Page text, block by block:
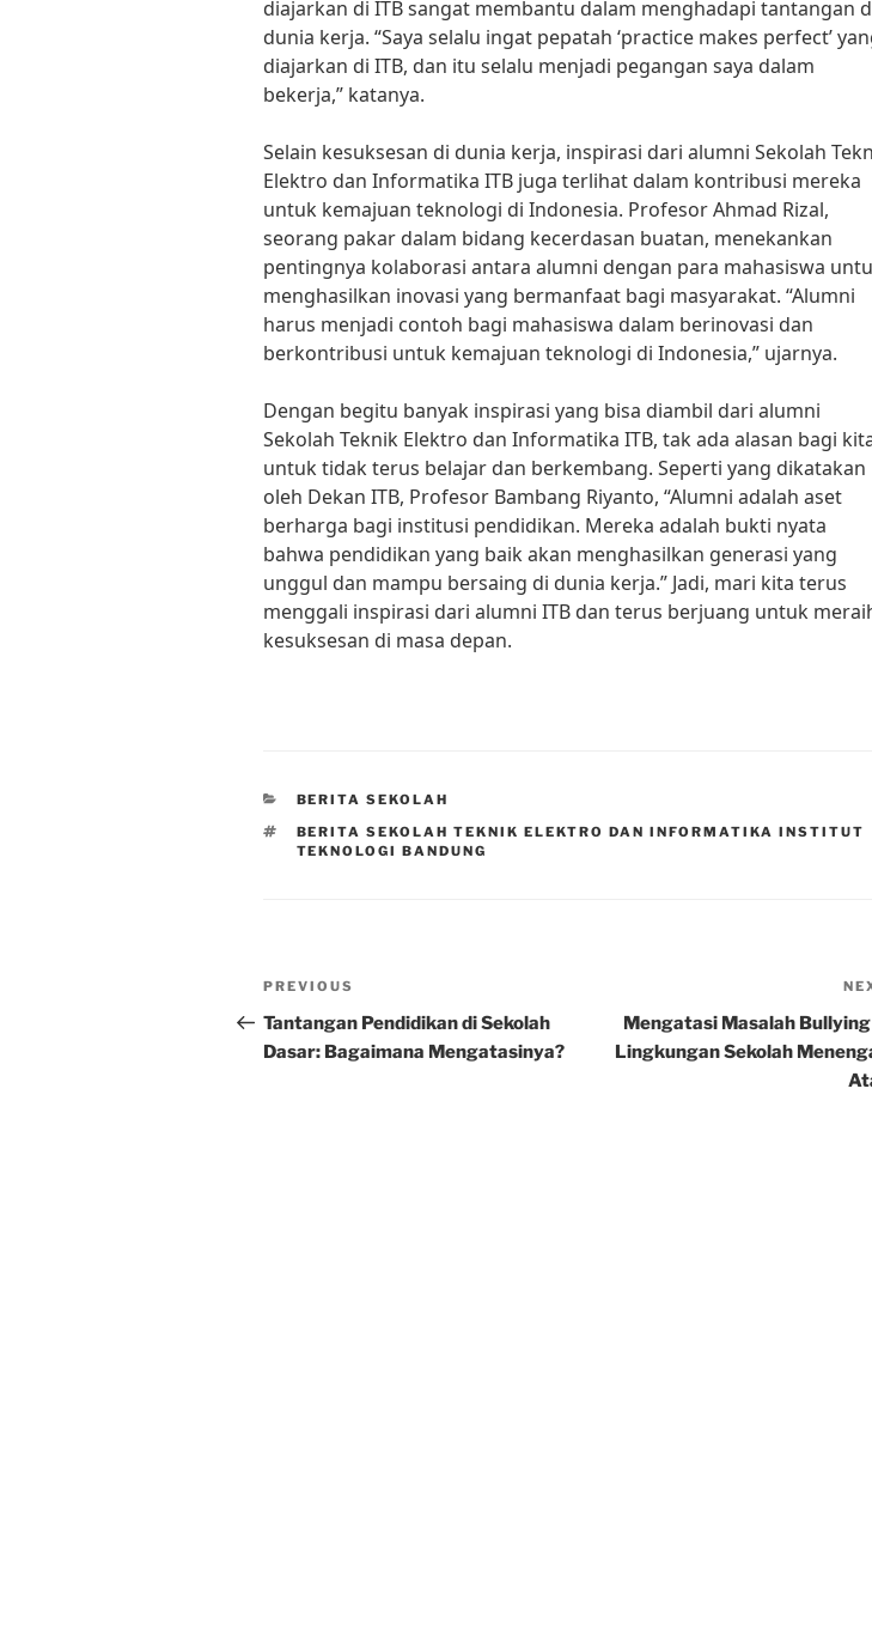
diajarkan di ITB sangat membantu dalam menghadapi tantangan
dunia kerja. “Saya selalu ingat pepatah ‘practice makes perfect’
diajarkan di ITB, dan itu selalu menjadi pegangan saya dalam
bekerja,” katanya.
Selain kesuksesan di dunia kerja, inspirasi dari alumni Sekolah
Elektro dan Informatika ITB juga terlihat dalam kontribusi mereka
untuk kemajuan teknologi di Indonesia. Profesor Ahmad Rizal,
seorang pakar dalam bidang kecerdasan buatan, menekankan
pentingnya kolaborasi antara alumni dengan para mahasiswa
menghasilkan inovasi yang bermanfaat bagi masyarakat. “Alumni
harus menjadi contoh bagi mahasiswa dalam berinovasi dan
berkontribusi untuk kemajuan teknologi di Indonesia,” ujarnya.
Dengan begitu banyak inspirasi yang bisa diambil dari alumni
Sekolah Teknik Elektro dan Informatika ITB, tak ada alasan bagi
untuk tidak terus belajar dan berkembang. Seperti yang dikatakan
oleh Dekan ITB, Profesor Bambang Riyanto, “Alumni adalah aset
berharga bagi institusi pendidikan. Mereka adalah bukti nyata
bahwa pendidikan yang baik akan menghasilkan generasi yang
unggul dan mampu bersaing di dunia kerja.” Jadi, mari kita terus
menggali inspirasi dari alumni ITB dan terus berjuang untuk
kesuksesan di masa depan.
CATEGORIES
BERITA SEKOLAH
TAGS
BERITA SEKOLAH TEKNIK ELEKTRO DAN INFORMATIKA INSTITUT
TEKNOLOGI BANDUNG
Post
navigation
Previous
Post
PREVIOUS
Tantangan Pendidikan di Sekolah
Dasar: Bagaimana Mengatasinya?
Mengatasi Masalah
Lingkungan Sekolah